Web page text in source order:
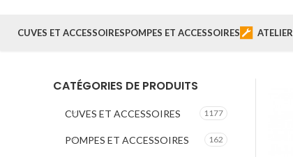
CUVES ET ACCESSOIRESPOMPES ET ACCESSOIRES ATELIER
CATÉGORIES DE PRODUITS
CUVES ET ACCESSOIRES 1177
POMPES ET ACCESSOIRES 162